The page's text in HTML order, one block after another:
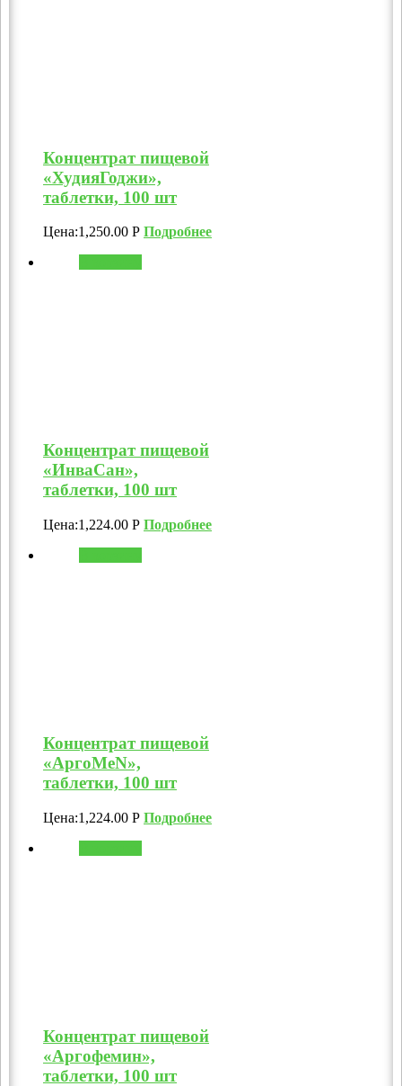
Концентрат пищевой
«ХудияГоджи»,
таблетки, 100 шт
Цена:1,250.00 Р Подробнее
Концентрат пищевой
«ИнваСан»,
таблетки, 100 шт
Цена:1,224.00 Р Подробнее
Концентрат пищевой
«АргоMeN»,
таблетки, 100 шт
Цена:1,224.00 Р Подробнее
Концентрат пищевой
«Аргофемин»,
таблетки, 100 шт